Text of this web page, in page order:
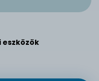
eszközök